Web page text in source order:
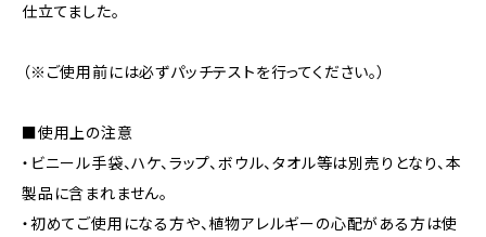
仕立てました。
（※ご使用前には必ずパッチテストを行ってください。）
■使用上の注意
・ビニール手袋、ハケ、ラップ、ボウル、タオル等は別売りとなり、本
製品に含まれません。
・初めてご使用になる方や、植物アレルギーの心配がある方は使